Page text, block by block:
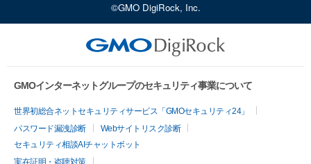
©GMO DigiRock, Inc.
GMOインターネットグループのセキュリティ事業について
世界初総合ネットセキュリティサービス「GMOセキュリティ24」
パスワード漏洩診断
Webサイトリスク診断
セキュリティ相談AIチャットボット
実在証明・盗聴対策